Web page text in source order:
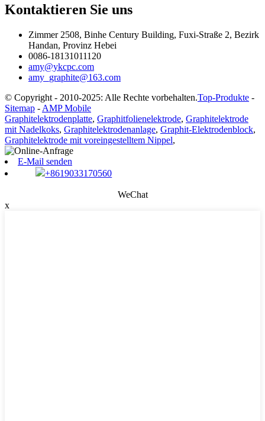
Kontaktieren Sie uns
Zimmer 2508, Binhe Century Building, Fuxi-Straße 2, Bezirk
Handan, Provinz Hebei
0086-18131011120
amy@ykcpc.com
amy_graphite@163.com
© Copyright - 2010-2025: Alle Rechte vorbehalten.Top-Produkte -
Sitemap - AMP Mobile
Graphitelektrodenplatte, Graphitfolienelektrode, Graphitelektrode
mit Nadelkoks, Graphitelektrodenanlage, Graphit-Elektrodenblock,
Graphitelektrode mit voreingestelltem Nippel,
E-Mail senden
+8619033170560
WeChat
x